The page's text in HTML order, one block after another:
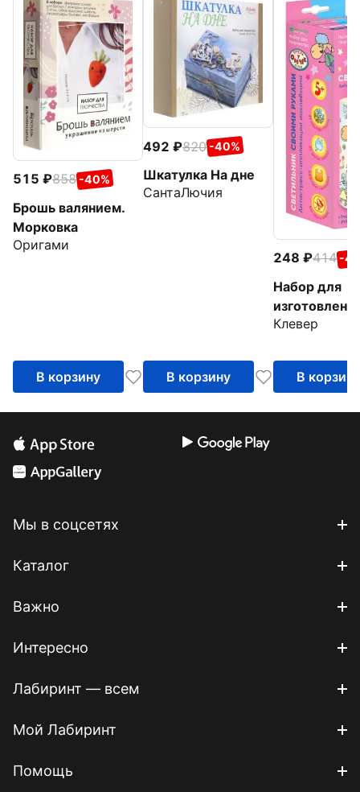
515 858 -40%
Брошь валянием.
Морковка
Оригами
В корзину
492 820 -40%
Шкатулка На дне
СантаЛючия
В корзину
248 414 -
Набор для
светильника
друзьями
Клевер
В корзину
Мы в соцсетях
Каталог
Важно
Интересно
Лабиринт — всем
Мой Лабиринт
Помощь